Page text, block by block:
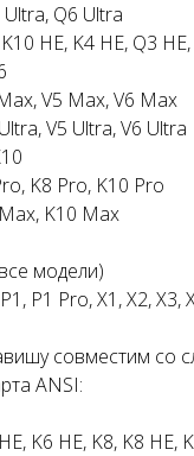
Q6 Ultra
HE, K4 HE, Q3
V5 Max, V6 Max
V5 Ultra, V6 Ultra
K8 Pro, K10 Pro
K10 Max
модели)
P1 Pro, X1, X2, X3,
совместим со
ANSI:
K6 HE, K8, K8 HE,